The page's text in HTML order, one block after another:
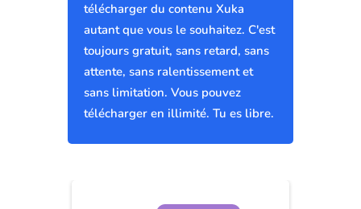
télécharger du contenu Xuka
autant que vous le souhaitez. C'est
toujours gratuit, sans retard, sans
attente, sans ralentissement et
sans limitation. Vous pouvez
télécharger en illimité. Tu es libre.